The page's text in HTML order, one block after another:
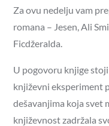
Za ovu nedelju vam
romana – Jesen, Ali
Ficdžeralda.
U pogovoru knjige
književni eksperiment
dešavanjima koja svet
književnost zadržala